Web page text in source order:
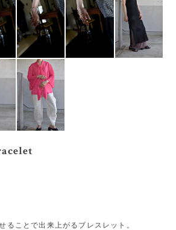
ることで出来上がるブレスレット。